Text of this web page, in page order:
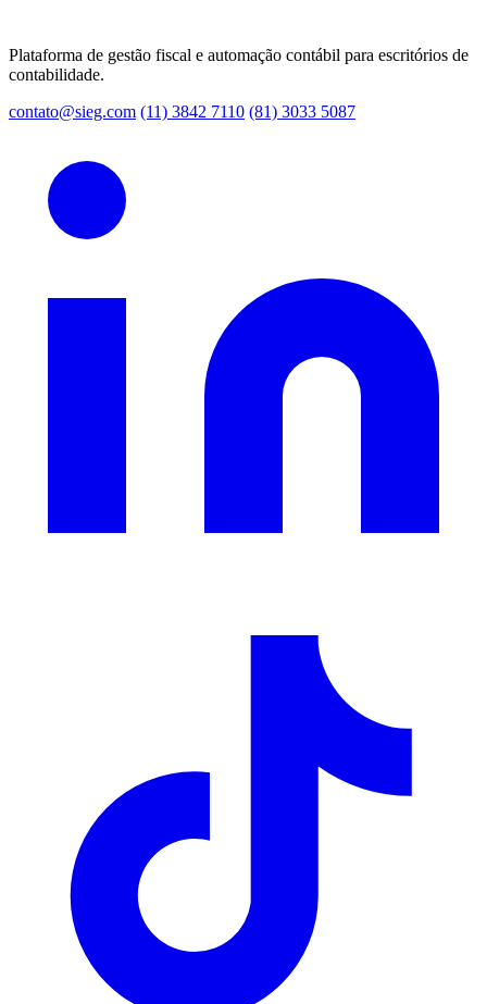
Plataforma de gestão fiscal e automação contábil para escritórios de
contabilidade.
contato@sieg.com (11) 3842 7110 (81) 3033 5087